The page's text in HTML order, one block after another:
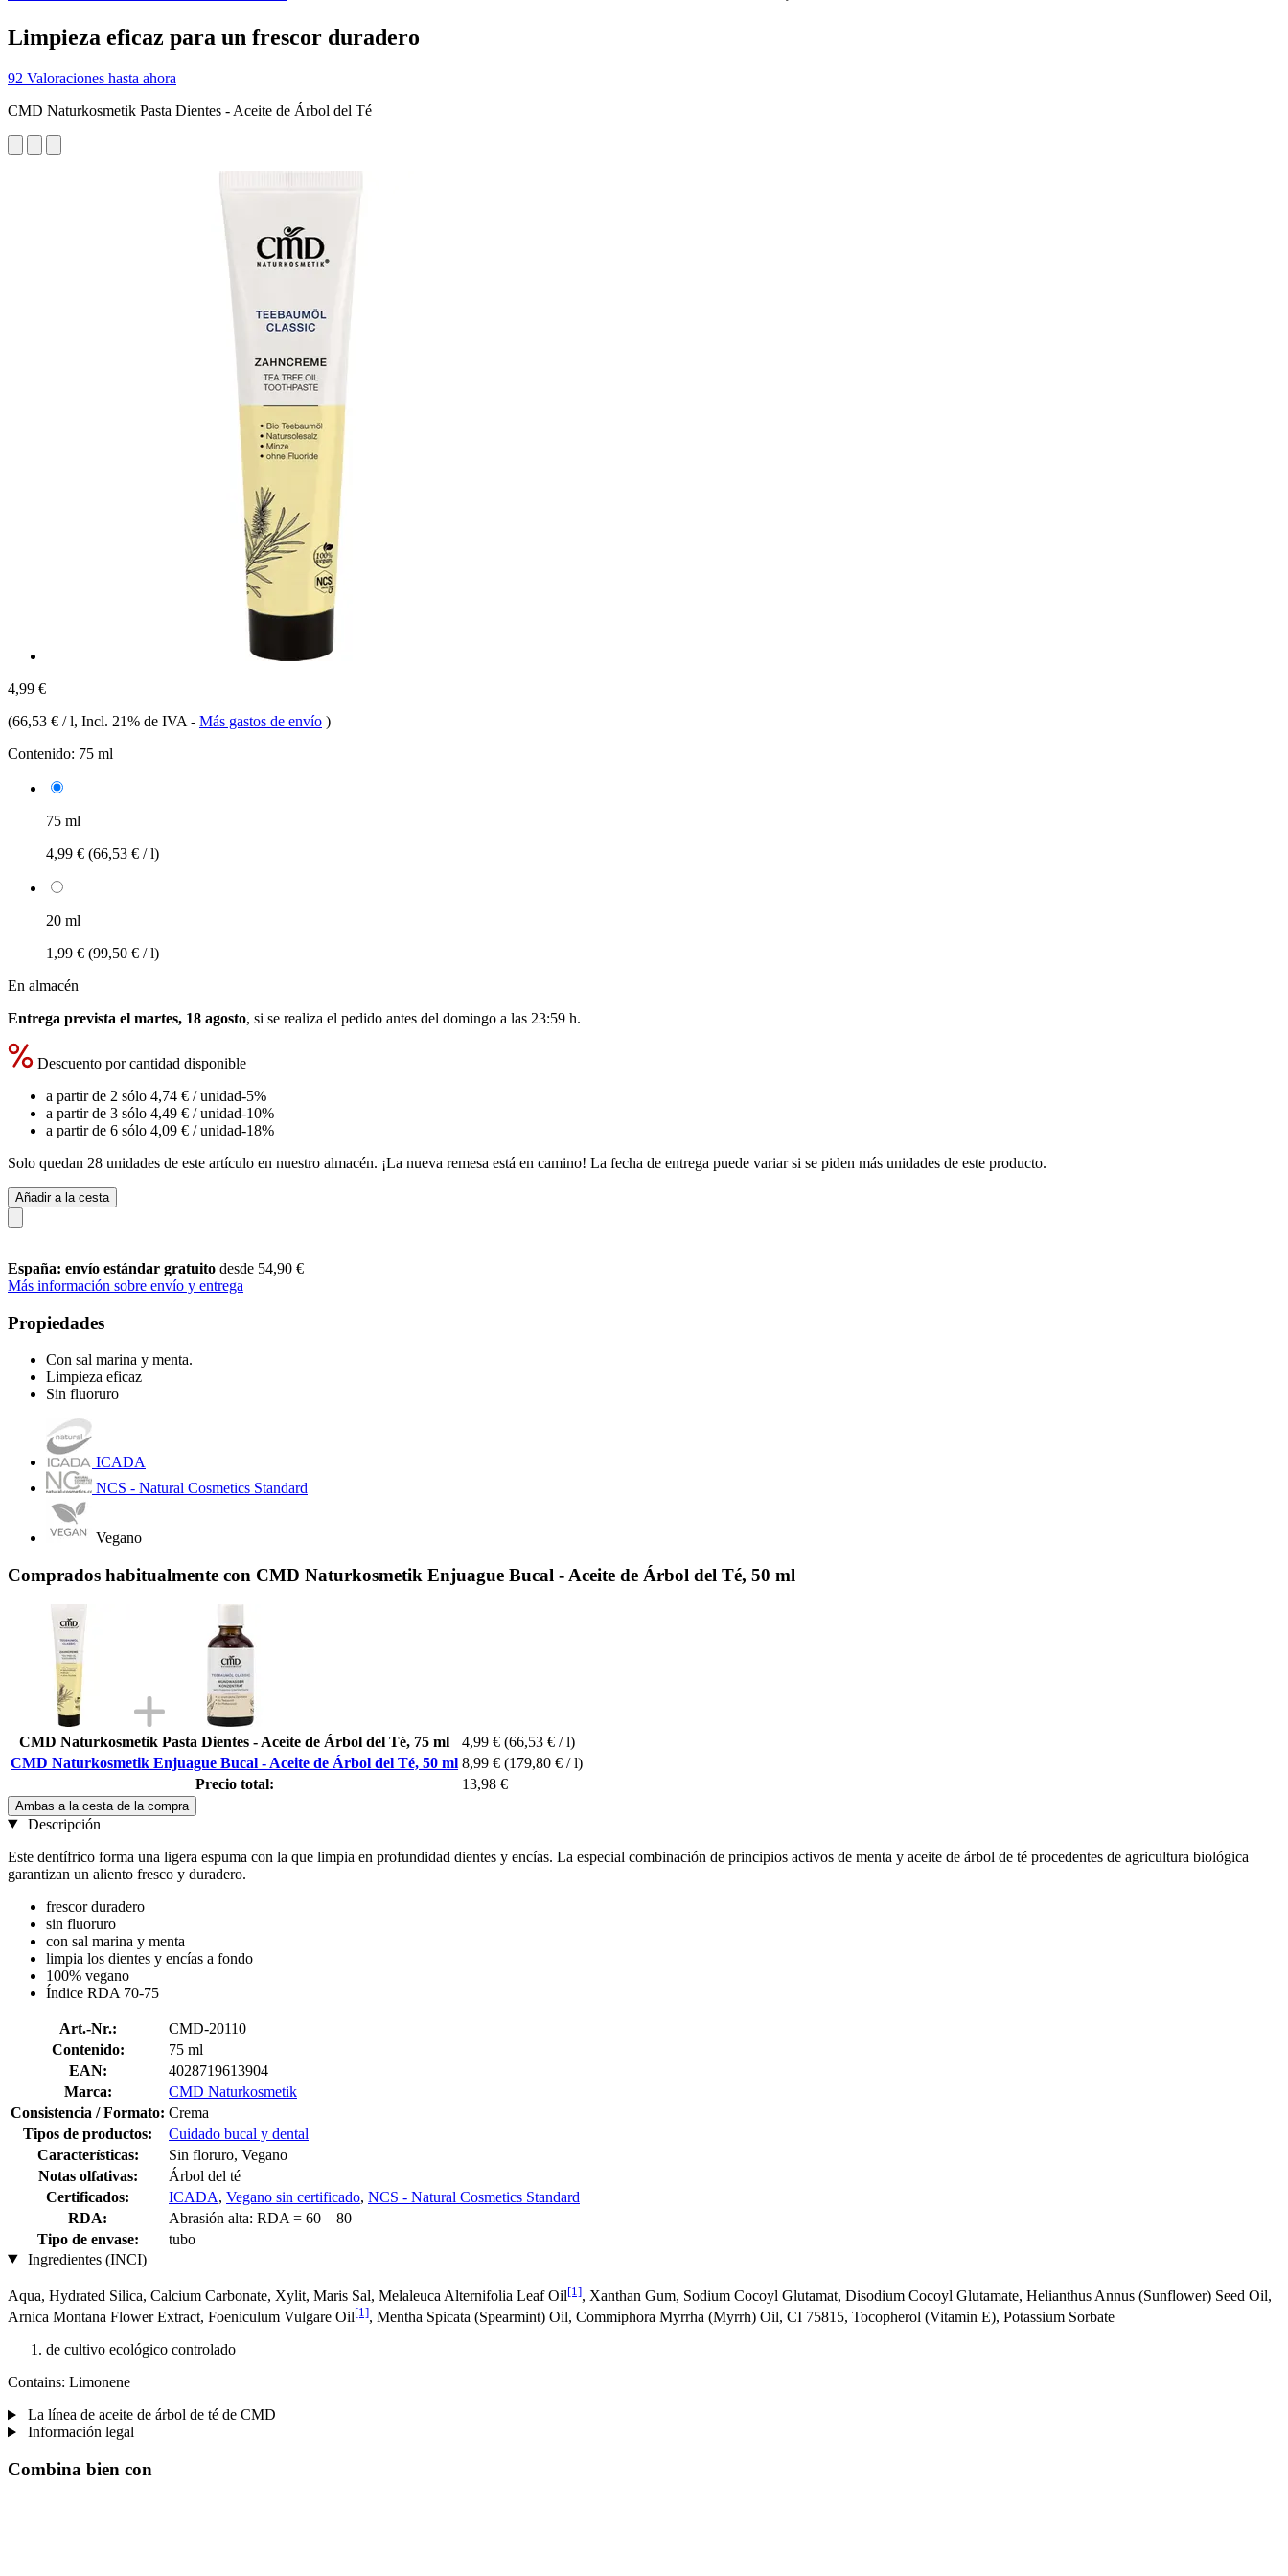
Limpieza eficaz para un frescor duradero
92 Valoraciones hasta ahora
CMD Naturkosmetik Pasta Dientes - Aceite de Árbol del Té
4,99 €
(66,53 € / l, Incl. 21% de IVA - Más gastos de envío )
Contenido: 75 ml
75 ml
4,99 € (66,53 € / l)
20 ml
1,99 € (99,50 € / l)
En almacén
Entrega prevista el martes, 18 agosto, si se realiza el pedido antes del domingo a las 23:59 h.
Descuento por cantidad disponible
a partir de 2 sólo 4,74 € / unidad-5%
a partir de 3 sólo 4,49 € / unidad-10%
a partir de 6 sólo 4,09 € / unidad-18%
Solo quedan 28 unidades de este artículo en nuestro almacén. ¡La nueva remesa está en camino! La fecha de entrega puede variar si se piden más unidades de este producto.
Añadir a la cesta
España: envío estándar gratuito desde 54,90 €
Más información sobre envío y entrega
Propiedades
Con sal marina y menta.
Limpieza eficaz
Sin fluoruro
ICADA
NCS - Natural Cosmetics Standard
Vegano
Comprados habitualmente con CMD Naturkosmetik Enjuague Bucal - Aceite de Árbol del Té, 50 ml
CMD Naturkosmetik Pasta Dientes - Aceite de Árbol del Té, 75 ml 4,99 € (66,53 € / l)
CMD Naturkosmetik Enjuague Bucal - Aceite de Árbol del Té, 50 ml 8,99 € (179,80 € / l)
Precio total:
13,98 €
Ambas a la cesta de la compra
Descripción
Este dentífrico forma una ligera espuma con la que limpia en profundidad dientes y encías. La especial combinación de principios activos de menta y aceite de árbol de té procedentes de agricultura biológica
garantizan un aliento fresco y duradero.
frescor duradero
sin fluoruro
con sal marina y menta
limpia los dientes y encías a fondo
100% vegano
Índice RDA 70-75
Art.-Nr.:
CMD-20110
Contenido:
75 ml
EAN:
4028719613904
Marca:
CMD Naturkosmetik
Consistencia / Formato: Crema
Tipos de productos:
Cuidado bucal y dental
Características:
Sin floruro, Vegano
Notas olfativas:
Árbol del té
Certificados:
ICADA, Vegano sin certificado, NCS - Natural Cosmetics Standard
RDA:
Abrasión alta: RDA = 60 – 80
Tipo de envase:
tubo
Ingredientes (INCI)
Aqua, Hydrated Silica, Calcium Carbonate, Xylit, Maris Sal, Melaleuca Alternifolia Leaf Oil[1], Xanthan Gum, Sodium Cocoyl Glutamat, Disodium Cocoyl Glutamate, Helianthus Annus (Sunflower) Seed Oil,
Arnica Montana Flower Extract, Foeniculum Vulgare Oil[1], Mentha Spicata (Spearmint) Oil, Commiphora Myrrha (Myrrh) Oil, CI 75815, Tocopherol (Vitamin E), Potassium Sorbate
de cultivo ecológico controlado
Contains: Limonene
La línea de aceite de árbol de té de CMD
Información legal
Combina bien con